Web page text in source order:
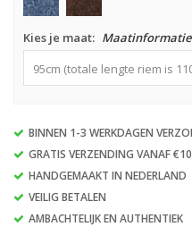
Kies je maat:
95cm (totale lengte riem is
BINNEN 1-3 WERKDAGEN
GRATIS VERZENDING VANAF
HANDGEMAAKT IN NEDERLAND
VEILIG BETALEN
AMBACHTELIJK EN AUTHENTIEK